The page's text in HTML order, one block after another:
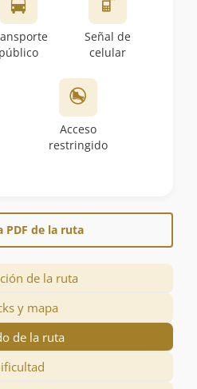
público
Señal de
celular
Acceso
restringido
PDF de la ruta
de la ruta
y mapa
de la ruta